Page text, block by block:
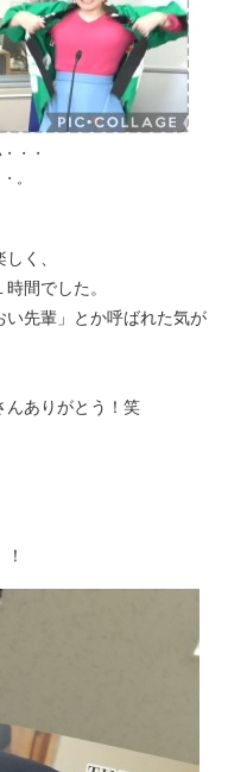
・・
。
く、
間でした。
先輩」とか呼ばれた気が
んありがとう！笑